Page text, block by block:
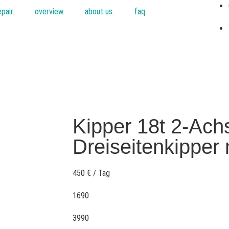
overview. about us. faq.
Kipper 18t 2-
Dreiseitenkipper
450 € / Tag
1690
3990